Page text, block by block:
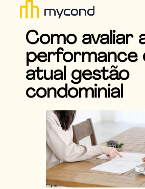
Como avaliar
performance
atual gestão
condominial